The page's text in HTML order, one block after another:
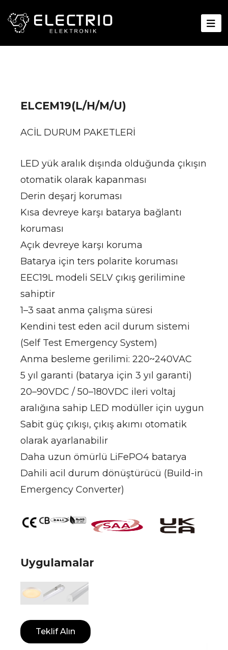
ELCEM19(L/H/M/U)
ACİL DURUM PAKETLERİ
LED yük aralık dışında olduğunda çıkışın
otomatik olarak kapanması
Derin deşarj koruması
Kısa devreye karşı batarya bağlantı
koruması
Açık devreye karşı koruma
Batarya için ters polarite koruması
EEC19L modeli SELV çıkış gerilimine
sahiptir
1–3 saat anma çalışma süresi
Kendini test eden acil durum sistemi
(Self Test Emergency System)
Anma besleme gerilimi: 220~240VAC
5 yıl garanti (batarya için 3 yıl garanti)
20–90VDC / 50–180VDC ileri voltaj
aralığına sahip LED modüller için uygun
Sabit güç çıkışı, çıkış akımı otomatik
olarak ayarlanabilir
Daha uzun ömürlü LiFePO4 batarya
Dahili acil durum dönüştürücü (Build-in
Emergency Converter)
Uygulamalar
Teklif Alın